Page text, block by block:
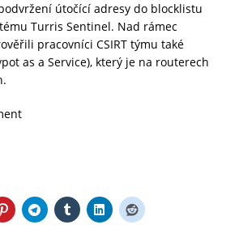
útočící adresy do blocklistu
Turris Sentinel. Nad rámec
pracovníci CSIRT týmu také
as a Service), který je na routerech